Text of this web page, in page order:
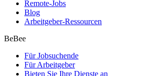
Remote-Jobs
Blog
Arbeitgeber-Ressourcen
BeBee
Für Jobsuchende
Für Arbeitgeber
Bieten Sie Ihre Dienste an